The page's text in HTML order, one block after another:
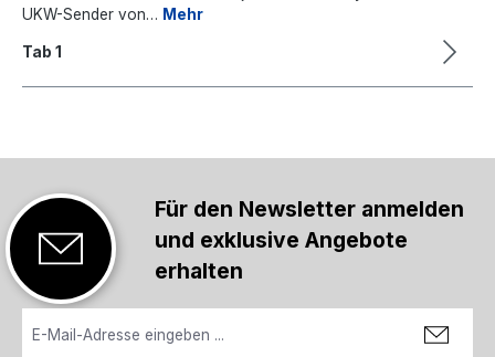
UKW-Sender von… Mehr
Tab 1
Für den Newsletter anmelden
und exklusive Angebote
erhalten